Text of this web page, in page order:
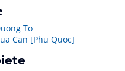
To
Can [Phu Quoc]